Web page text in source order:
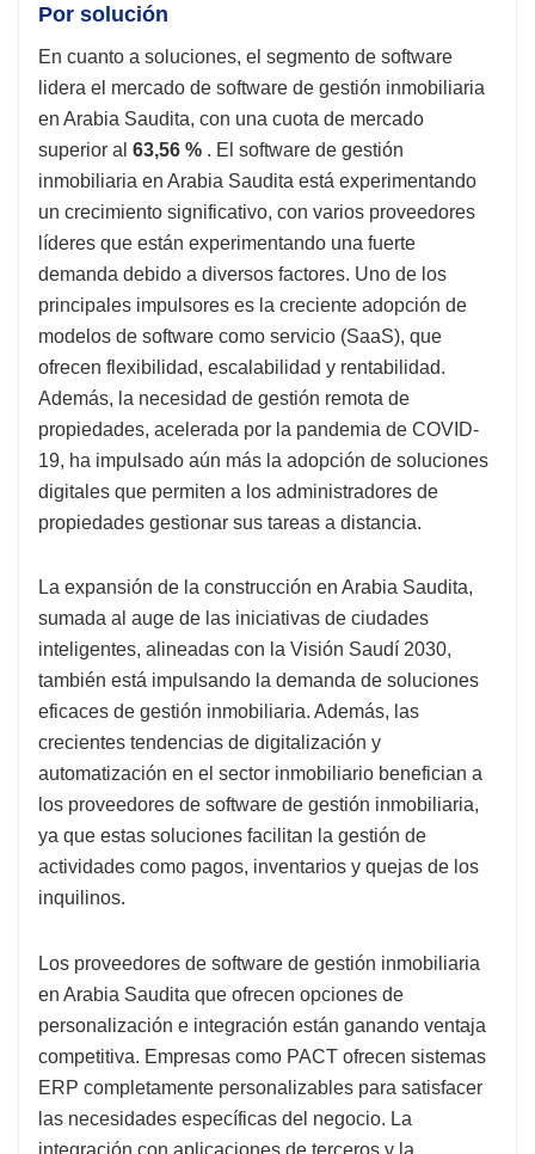
Por solución
En cuanto a soluciones, el segmento de software
lidera el mercado de software de gestión inmobiliaria
en Arabia Saudita, con una cuota de mercado
superior al 63,56 % . El software de gestión
inmobiliaria en Arabia Saudita está experimentando
un crecimiento significativo, con varios proveedores
líderes que están experimentando una fuerte
demanda debido a diversos factores. Uno de los
principales impulsores es la creciente adopción de
modelos de software como servicio (SaaS), que
ofrecen flexibilidad, escalabilidad y rentabilidad.
Además, la necesidad de gestión remota de
propiedades, acelerada por la pandemia de COVID-
19, ha impulsado aún más la adopción de soluciones
digitales que permiten a los administradores de
propiedades gestionar sus tareas a distancia.
La expansión de la construcción en Arabia Saudita,
sumada al auge de las iniciativas de ciudades
inteligentes, alineadas con la Visión Saudí 2030,
también está impulsando la demanda de soluciones
eficaces de gestión inmobiliaria. Además, las
crecientes tendencias de digitalización y
automatización en el sector inmobiliario benefician a
los proveedores de software de gestión inmobiliaria,
ya que estas soluciones facilitan la gestión de
actividades como pagos, inventarios y quejas de los
inquilinos.
Los proveedores de software de gestión inmobiliaria
en Arabia Saudita que ofrecen opciones de
personalización e integración están ganando ventaja
competitiva. Empresas como PACT ofrecen sistemas
ERP completamente personalizables para satisfacer
las necesidades específicas del negocio. La